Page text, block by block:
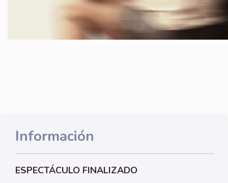
Información
ESPECTÁCULO FINALIZADO